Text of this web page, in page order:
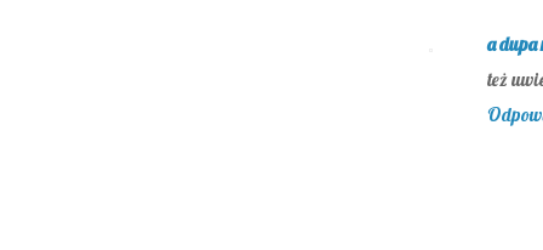
a dupa
też